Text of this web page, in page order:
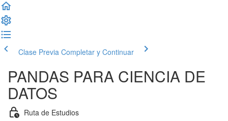
Clase Previa Completar y Continuar
PANDAS PARA CIENCIA DE
DATOS
Ruta de Estudios